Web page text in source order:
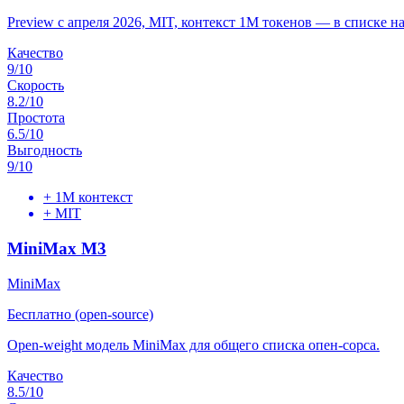
Preview с апреля 2026, MIT, контекст 1M токенов — в списке
Качество
9/10
Скорость
8.2/10
Простота
6.5/10
Выгодность
9/10
+ 1M контекст
+ MIT
MiniMax M3
MiniMax
Бесплатно (open-source)
Open-weight модель MiniMax для общего списка опен-сорса.
Качество
8.5/10